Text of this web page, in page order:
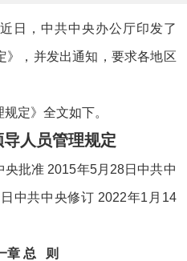
日，中共中央办公厅印发了
》，并发出通知，要求各地区
定》全文如下。
人员管理规定
央批准 2015年5月28日中共中
中共中央修订 2022年1月14
章 总 则